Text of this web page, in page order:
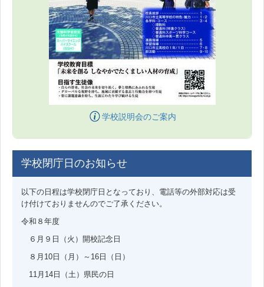
学校説明会のご案内
学校閉庁日のお知らせ
以下の日程は学校閉庁日となっており、電話等の外部対応は受
け付けておりませんのでご了承ください。
令和８年度
６月９日（火）開校記念日
８月10日（月）～16日（日）
11月14日（土）県民の日